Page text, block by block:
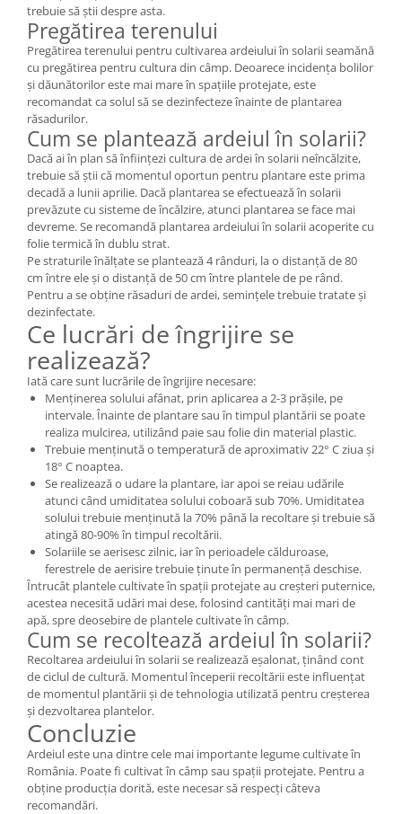
trebuie să știi despre asta.
Pregătirea terenului
Pregătirea terenului pentru cultivarea ardeiului în solarii seamănă
cu pregătirea pentru cultura din câmp. Deoarece incidența bolilor
și dăunătorilor este mai mare în spațiile protejate, este
recomandat ca solul să se dezinfecteze înainte de plantarea
răsadurilor.
Cum se plantează ardeiul în solarii?
Dacă ai în plan să înființezi cultura de ardei în solarii neîncălzite,
trebuie să știi că momentul oportun pentru plantare este prima
decadă a lunii aprilie. Dacă plantarea se efectuează în solarii
prevăzute cu sisteme de încălzire, atunci plantarea se face mai
devreme. Se recomandă plantarea ardeiului în solarii acoperite cu
folie termică în dublu strat.
Pe straturile înălțate se plantează 4 rânduri, la o distanță de 80
cm între ele și o distanță de 50 cm între plantele de pe rând.
Pentru a se obține răsaduri de ardei, semințele trebuie tratate și
dezinfectate.
Ce lucrări de îngrijire se
realizează?
Iată care sunt lucrările de îngrijire necesare:
Menținerea solului afânat, prin aplicarea a 2-3 prășile, pe
intervale. Înainte de plantare sau în timpul plantării se poate
realiza mulcirea, utilizând paie sau folie din material plastic.
Trebuie menținută o temperatură de aproximativ 22° C ziua și
18° C noaptea.
Se realizează o udare la plantare, iar apoi se reiau udările
atunci când umiditatea solului coboară sub 70%. Umiditatea
solului trebuie menținută la 70% până la recoltare și trebuie să
atingă 80-90% în timpul recoltării.
Solariile se aerisesc zilnic, iar în perioadele călduroase,
ferestrele de aerisire trebuie ținute în permanență deschise.
Întrucât plantele cultivate în spații protejate au creșteri puternice,
acestea necesită udări mai dese, folosind cantități mai mari de
apă, spre deosebire de plantele cultivate în câmp.
Cum se recoltează ardeiul în solarii?
Recoltarea ardeiului în solarii se realizează eșalonat, ținând cont
de ciclul de cultură. Momentul începerii recoltării este influențat
de momentul plantării și de tehnologia utilizată pentru creșterea
și dezvoltarea plantelor.
Concluzie
Ardeiul este una dintre cele mai importante legume cultivate în
România. Poate fi cultivat în câmp sau spații protejate. Pentru a
obține producția dorită, este necesar să respecți câteva
recomandări.